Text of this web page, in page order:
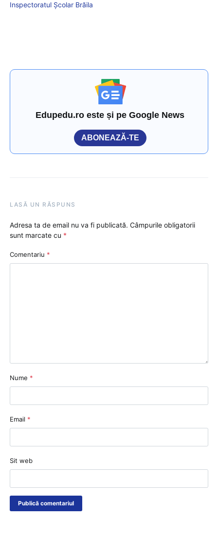
Inspectoratul Școlar Brăila
Edupedu.ro este și pe Google News
ABONEAZĂ-TE
LASĂ UN RĂSPUNS
Adresa ta de email nu va fi publicată. Câmpurile obligatorii
sunt marcate cu *
Comentariu *
Nume *
Email *
Sit web